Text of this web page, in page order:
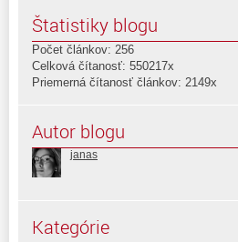
Štatistiky blogu
Počet článkov: 256
Celková čítanosť: 550217x
Priemerná čítanosť článkov: 2149x
Autor blogu
janas
Kategórie